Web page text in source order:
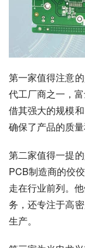
第一家值得注意
代工厂商之一，
借其强大的规模
确保了产品的质量
第二家值得一提
PCB制造商的佼
走在行业前列。
务，还专注于高
生产。